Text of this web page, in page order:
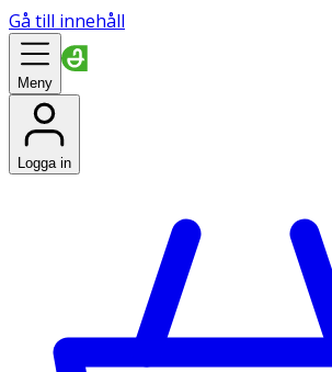
Gå till innehåll
Meny
Logga in